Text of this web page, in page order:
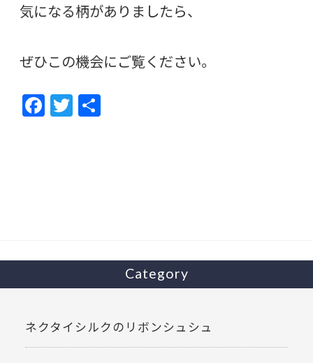
気になる柄がありましたら、
ぜひこの機会にご覧ください。
F
ac
T
w
Category
ネクタイシルクのリボンシュシュ